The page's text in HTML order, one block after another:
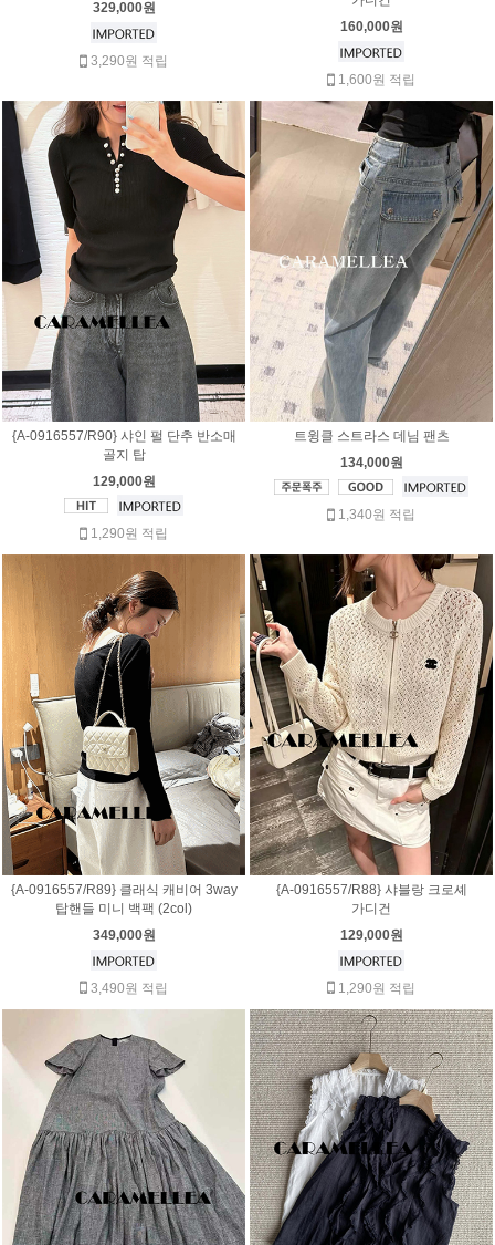
329,000원
3,290원 적립
160,000원
1,600원 적립
{A-0916557/R90} 샤인 펄 단추 반소매
골지 탑
129,000원
1,290원 적립
트윙클 스트라스 데님 팬츠
134,000원
1,340원 적립
{A-0916557/R89} 클래식 캐비어 3way
탑핸들 미니 백팩 (2col)
349,000원
3,490원 적립
{A-0916557/R88} 샤블랑 크로셰
가디건
129,000원
1,290원 적립